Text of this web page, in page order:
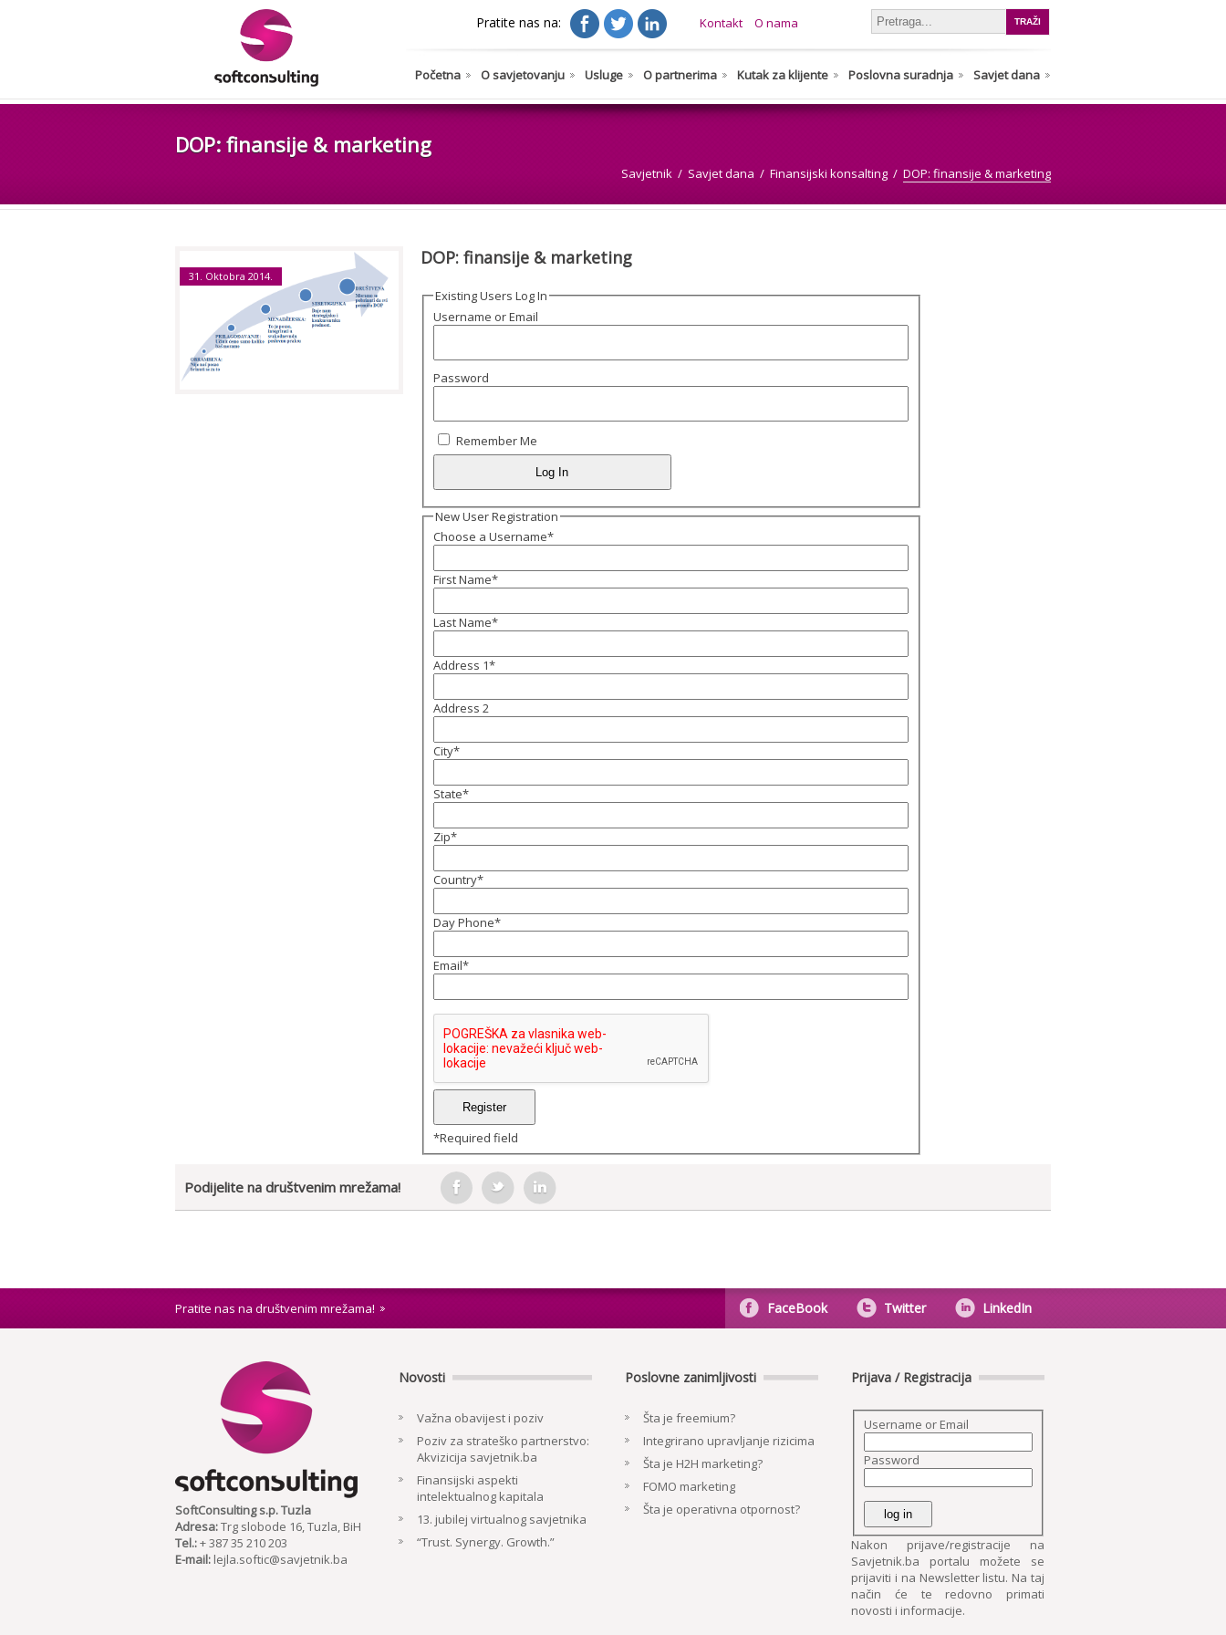
Pratite nas na: Kontakt O nama
Početna O savjetovanju Usluge O partnerima Kutak za klijente Poslovna suradnja Savjet dana
DOP: finansije & marketing
Savjetnik Savjet dana Finansijski konsalting DOP: finansije & marketing
31. Oktobra 2014.
DOP: finansije & marketing
Existing Users Log In
Username or Email
Password
Remember Me
New User Registration
Choose a Username*
First Name*
Last Name*
Address 1*
Address 2
City*
State*
Zip*
Country*
Day Phone*
Email*
*Required field
Podijelite na društvenim mrežama!
Pratite nas na društvenim mrežama! FaceBook Twitter LinkedIn
SoftConsulting s.p. Tuzla
Adresa:Trg slobode 16, Tuzla, BiH
Tel.:+ 387 35 210 203
E-mail: lejla.softic@savjetnik.ba
Novosti
Važna obavijest i poziv
Poziv za strateško partnerstvo:
Akvizicija savjetnik.ba
Finansijski aspekti
intelektualnog kapitala
13. jubilej virtualnog savjetnika
“Trust. Synergy. Growth.”
Poslovne zanimljivosti
Šta je freemium?
Integrirano upravljanje rizicima
Šta je H2H marketing?
FOMO marketing
Šta je operativna otpornost?
Prijava / Registracija
Username or Email
Password
Nakon prijave/registracije na
Savjetnik.ba portalu možete se
prijaviti i na Newsletter listu. Na taj
način će te redovno primati
novosti i informacije.